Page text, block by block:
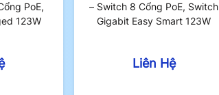
PoE,
123W
– Switch 8 Cổng PoE, Switch
Gigabit Easy Smart 123W
Liên Hệ